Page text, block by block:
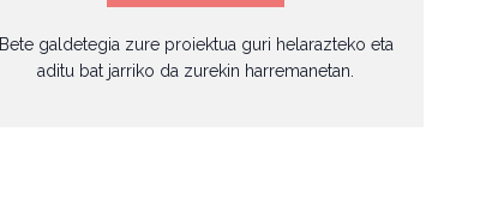
Bete galdetegia zure proiektua guri helarazteko eta
aditu bat jarriko da zurekin harremanetan.